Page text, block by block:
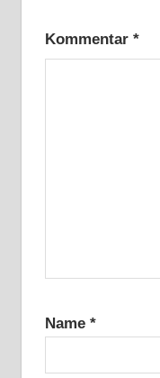
Kommentar *
Name *